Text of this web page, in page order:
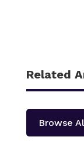
Related
Browse